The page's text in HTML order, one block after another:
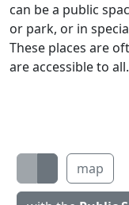
can be a public
or park, or in
These places are
are accessible to all.
map